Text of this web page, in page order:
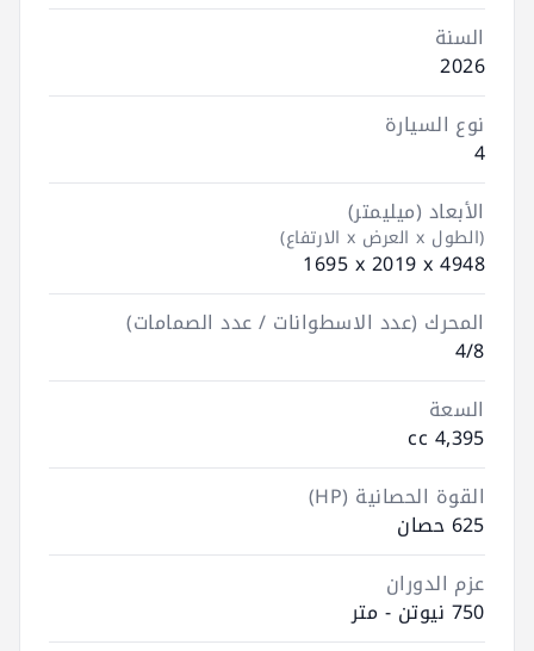
السنة
2026
نوع السيارة
4
الأبعاد (ميليمتر)
(الطول x العرض x الارتفاع)
4948 ‮x‬ 2019 ‮x‬ 1695
المحرك (عدد الاسطوانات / عدد الصمامات)
4/8
السعة
4,395 cc
القوة الحصانية (HP)
625 حصان
عزم الدوران
750 نيوتن - متر